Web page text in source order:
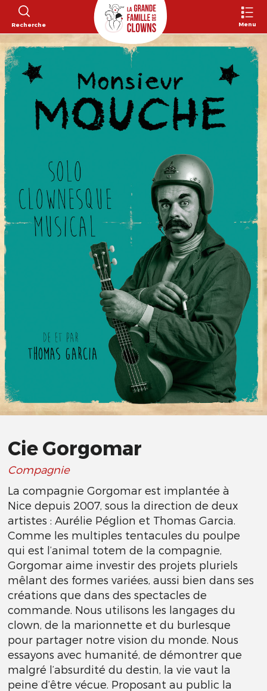
Recherche Menu
Cie Gorgomar
Compagnie
La compagnie Gorgomar est implantée à
Nice depuis 2007, sous la direction de deux
artistes : Aurélie Péglion et Thomas Garcia.
Comme les multiples tentacules du poulpe
qui est l’animal totem de la compagnie,
Gorgomar aime investir des projets pluriels
mêlant des formes variées, aussi bien dans ses
créations que dans des spectacles de
commande. Nous utilisons les langages du
clown, de la marionnette et du burlesque
pour partager notre vision du monde. Nous
essayons avec humanité, de démontrer que
malgré l’absurdité du destin, la vie vaut la
peine d’être vécue. Proposant au public la